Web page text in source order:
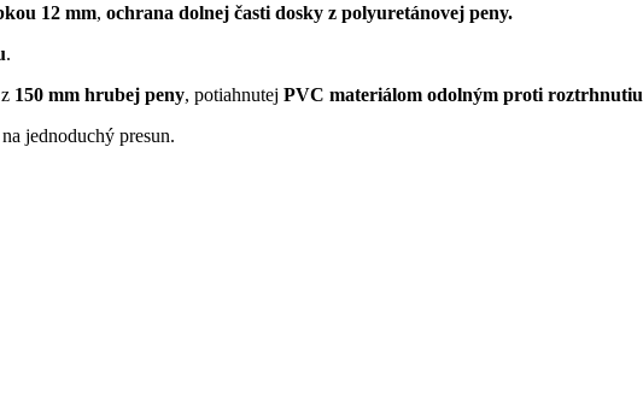
12 mm, ochrana dolnej časti dosky z polyuretánovej peny.
.
150 mm hrubej peny, potiahnutej PVC materiálom odolným proti roztrhnutiu
jednoduchý presun.